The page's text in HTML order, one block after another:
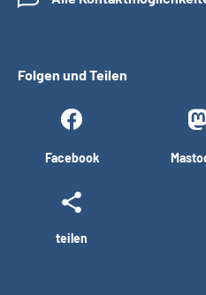
Folgen und Teilen
Facebook
teilen